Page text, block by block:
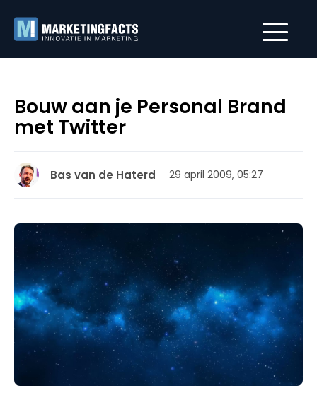
Bouw aan je Personal Brand
met Twitter
Bas van de Haterd 29 april 2009, 05:27